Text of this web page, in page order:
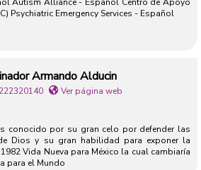
Psychiatric Emergency Services - Español
Armando Alducin
Ver página web
conocido por su gran celo por defender las
Dios y su gran habilidad para exponer la
Vida Nueva para México la cual cambiaría
para el Mundo